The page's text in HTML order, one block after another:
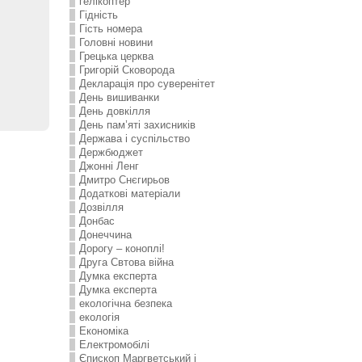
Гідність
Гість номера
Головні новини
Грецька церква
Григорій Сковорода
Декларація про суверенітет
День вишиванки
День довкілля
День пам’яті захисників
Держава і суспільство
Держбюджет
Джонні Ленг
Дмитро Снєгирьов
Додаткові матеріали
Дозвілля
Донбас
Донеччина
Дорогу – коноплі!
Друга Свтова війна
Думка експерта
Думка експерта
екологічна безпека
екологія
Економіка
Електромобілі
Єпископ Маргветський і